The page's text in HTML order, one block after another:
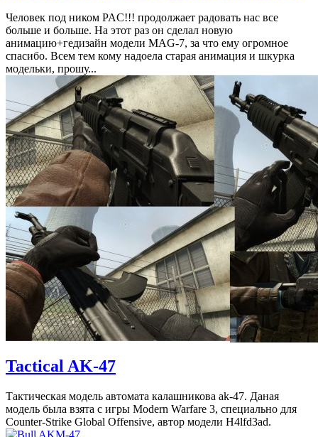
Человек под ником PAC!!! продолжает радовать нас все
больше и больше. На этот раз он сделал новую
анимацию+гедизайн модели MAG-7, за что ему огромное
спасибо. Всем тем кому надоела старая анимация и шкурка
модельки, прошу...
Tactical AK-47
Тактическая модель автомата калашникова ak-47. Даная
модель была взята с игры Modern Warfare 3, специально для
Counter-Strike Global Offensive, автор модели H4lfd3ad.